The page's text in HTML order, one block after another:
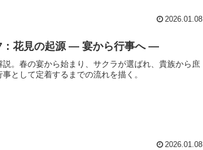
2026.01.08
：花見の起源 ― 宴から行事へ ―
説。春の宴から始まり、サクラが選ばれ、貴族から庶
として定着するまでの流れを描く。
2026.01.08